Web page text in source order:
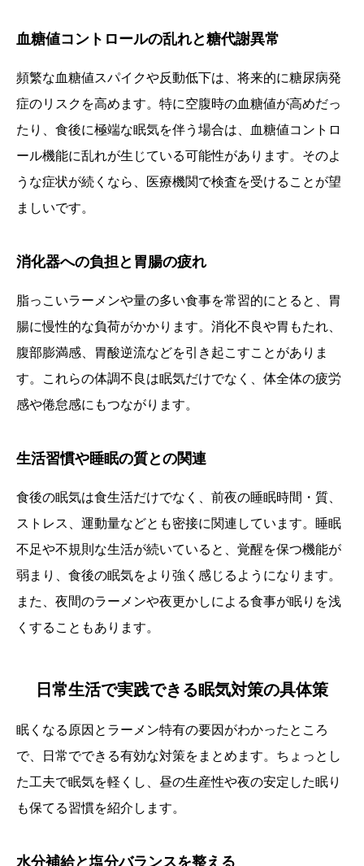
血糖値コントロールの乱れと糖代謝異常
頻繁な血糖値スパイクや反動低下は、将来的に糖尿病発
症のリスクを高めます。特に空腹時の血糖値が高めだっ
たり、食後に極端な眠気を伴う場合は、血糖値コントロ
ール機能に乱れが生じている可能性があります。そのよ
うな症状が続くなら、医療機関で検査を受けることが望
ましいです。
消化器への負担と胃腸の疲れ
脂っこいラーメンや量の多い食事を常習的にとると、胃
腸に慢性的な負荷がかかります。消化不良や胃もたれ、
腹部膨満感、胃酸逆流などを引き起こすことがありま
す。これらの体調不良は眠気だけでなく、体全体の疲労
感や倦怠感にもつながります。
生活習慣や睡眠の質との関連
食後の眠気は食生活だけでなく、前夜の睡眠時間・質、
ストレス、運動量などとも密接に関連しています。睡眠
不足や不規則な生活が続いていると、覚醒を保つ機能が
弱まり、食後の眠気をより強く感じるようになります。
また、夜間のラーメンや夜更かしによる食事が眠りを浅
くすることもあります。
日常生活で実践できる眠気対策の具体策
眠くなる原因とラーメン特有の要因がわかったところ
で、日常でできる有効な対策をまとめます。ちょっとし
た工夫で眠気を軽くし、昼の生産性や夜の安定した眠り
も保てる習慣を紹介します。
水分補給と塩分バランスを整える